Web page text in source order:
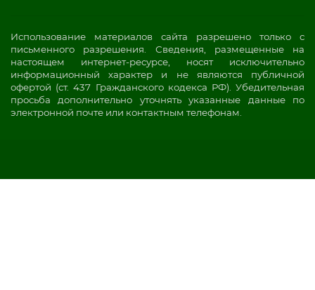
Использование материалов сайта разрешено только с
письменного разрешения. Сведения, размещенные на
настоящем интернет-ресурсе, носят исключительно
информационный характер и не являются публичной
офертой (ст. 437 Гражданского кодекса РФ). Убедительная
просьба дополнительно уточнять указанные данные по
электронной почте или контактным телефонам.